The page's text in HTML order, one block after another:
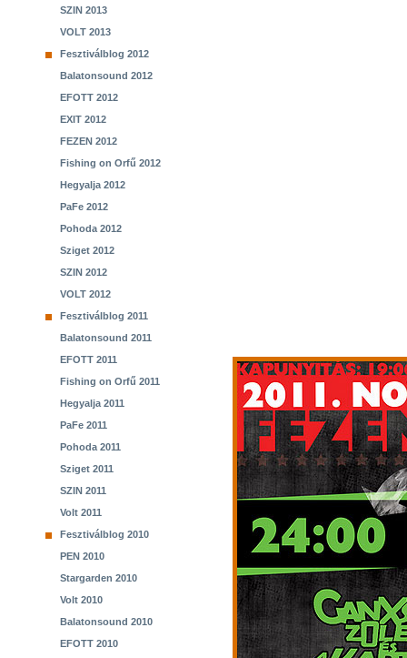
SZIN 2013
VOLT 2013
Fesztiválblog 2012
Balatonsound 2012
EFOTT 2012
EXIT 2012
FEZEN 2012
Fishing on Orfű 2012
Hegyalja 2012
PaFe 2012
Pohoda 2012
Sziget 2012
SZIN 2012
VOLT 2012
Fesztiválblog 2011
Balatonsound 2011
EFOTT 2011
Fishing on Orfű 2011
Hegyalja 2011
PaFe 2011
Pohoda 2011
Sziget 2011
SZIN 2011
Volt 2011
Fesztiválblog 2010
PEN 2010
Stargarden 2010
Volt 2010
Balatonsound 2010
EFOTT 2010